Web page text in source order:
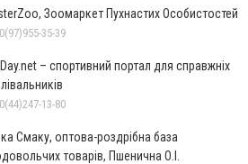
Зоомаркет Пухнастих Особистостей
35-39
– спортивний портал для справжніх
13-80
Смаку, оптова-роздрібна база
товарів, Пшенична О.І.